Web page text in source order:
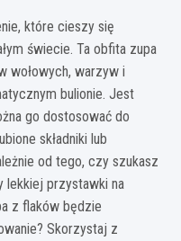
które cieszy się
świecie. Ta obfita zupa
wołowych, warzyw i
bulionie. Jest
go dostosować do
składniki lub
od tego, czy szukasz
lekkiej przystawki na
z flaków będzie
Skorzystaj z